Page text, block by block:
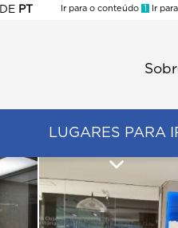
DE PT
Ir para o conteúdo 1 Ir
LUGARES PARA